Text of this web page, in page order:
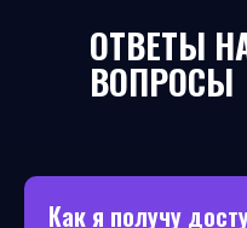
ОТВЕТЫ
ВОПРОСЫ
Как я получу